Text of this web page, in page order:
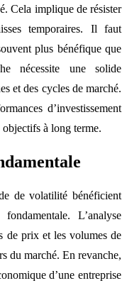
Cela implique de résister
temporaires. Il faut
plus bénéfique que
nécessite une solide
et des cycles de marché.
d’investissement
objectifs à long terme.
de volatilité bénéficient
L’analyse
de prix et les volumes de
du marché. En revanche,
d’une entreprise